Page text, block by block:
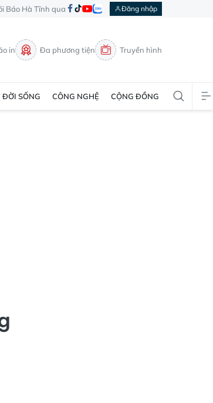
Báo Hà Tĩnh qua Đăng nhập
in Đa phương tiện Truyền hình
ĐỜI SỐNG CÔNG NGHỆ CỘNG ĐỒNG